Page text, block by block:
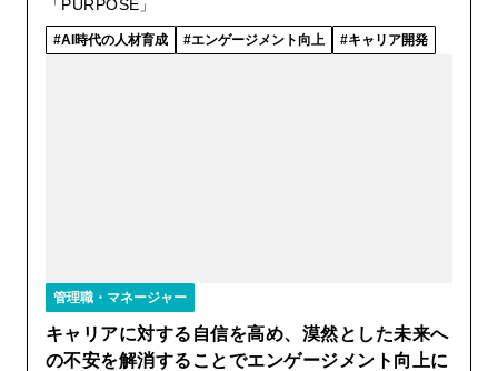
「PURPOSE」
AI時代の人材育成 エンゲージメント向上 キャリア開発
管理職・マネージャー
キャリアに対する自信を高め、漠然とした未来へ
の不安を解消することでエンゲージメント向上に